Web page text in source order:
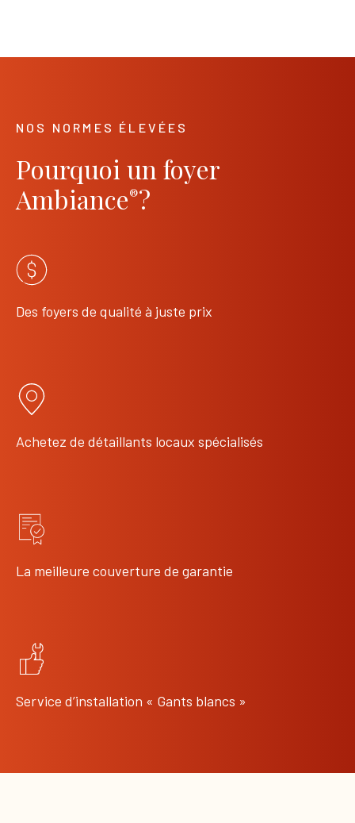
NOS NORMES ÉLEVÉES
Pourquoi un foyer
Ambiance®?
Des foyers de qualité à juste prix
Achetez de détaillants locaux spécialisés
La meilleure couverture de garantie
Service d’installation « Gants blancs »